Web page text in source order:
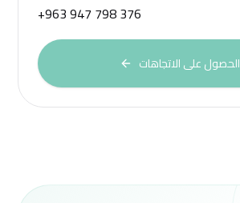
+963 947 798 376
الحصول على الاتجاهات